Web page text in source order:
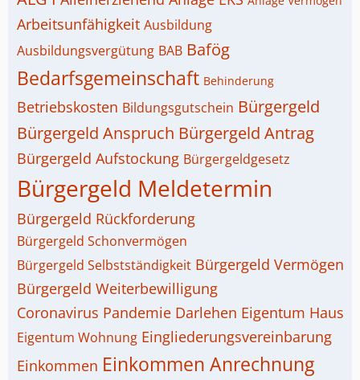
Arbeitsunfähigkeit Ausbildung
Ausbildungsvergütung BAB Bafög
Bedarfsgemeinschaft Behinderung
Betriebskosten Bildungsgutschein Bürgergeld
Bürgergeld Anspruch Bürgergeld Antrag
Bürgergeld Aufstockung Bürgergeldgesetz
Bürgergeld Meldetermin
Bürgergeld Rückforderung
Bürgergeld Schonvermögen
Bürgergeld Selbstständigkeit Bürgergeld Vermögen
Bürgergeld Weiterbewilligung
Coronavirus Pandemie Darlehen Eigentum Haus
Eigentum Wohnung Eingliederungsvereinbarung
Einkommen Einkommen Anrechnung